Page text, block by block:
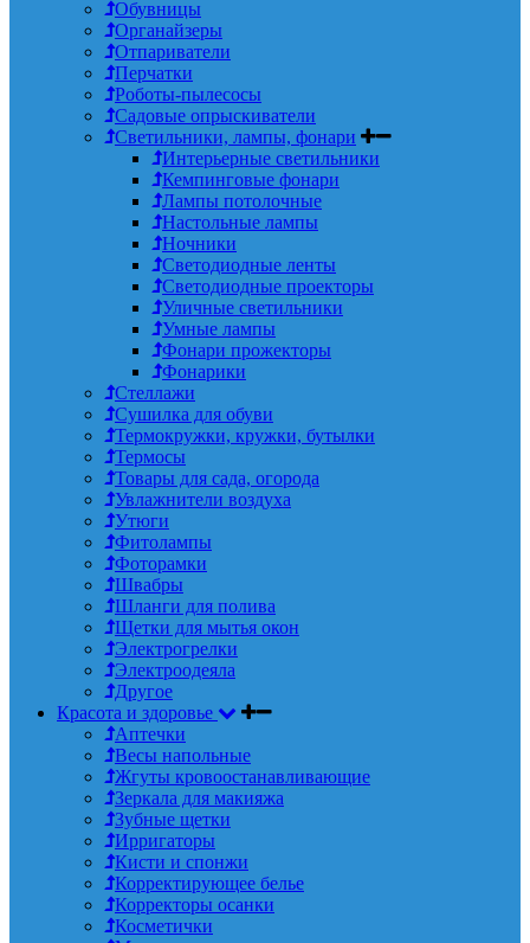
Обувницы
Органайзеры
Отпариватели
Перчатки
Роботы-пылесосы
Садовые опрыскиватели
Светильники, лампы, фонари
Интерьерные светильники
Кемпинговые фонари
Лампы потолочные
Настольные лампы
Ночники
Светодиодные ленты
Светодиодные проекторы
Уличные светильники
Умные лампы
Фонари прожекторы
Фонарики
Стеллажи
Сушилка для обуви
Термокружки, кружки, бутылки
Термосы
Товары для сада, огорода
Увлажнители воздуха
Утюги
Фитолампы
Фоторамки
Швабры
Шланги для полива
Щетки для мытья окон
Электрогрелки
Электроодеяла
Другое
Красота и здоровье
Аптечки
Весы напольные
Жгуты кровоостанавливающие
Зеркала для макияжа
Зубные щетки
Ирригаторы
Кисти и спонжи
Корректирующее белье
Корректоры осанки
Косметички